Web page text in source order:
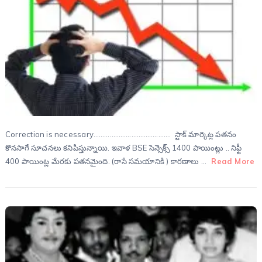
Correction is necessary……………………………………. స్టాక్ మార్కెట్ల పతనం
కొనసాగే సూచనలు కనిపిస్తున్నాయి. ఇవాళ BSE సెన్సెక్స్ 1400 పాయింట్లు .. నిఫ్టీ
400 పాయింట్ల మేరకు పతనమైంది. (రాసే సమయానికి ) కారణాలు …
Read More